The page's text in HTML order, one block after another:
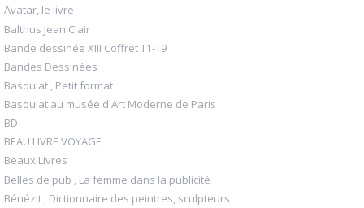
Avatar, le livre
Balthus Jean Clair
Bande dessinée XIII Coffret T1-T9
Bandes Dessinées
Basquiat , Petit format
Basquiat au musée d'Art Moderne de Paris
BD
BEAU LIVRE VOYAGE
Beaux Livres
Belles de pub , La femme dans la publicité
Bénézit , Dictionnaire des peintres, sculpteurs